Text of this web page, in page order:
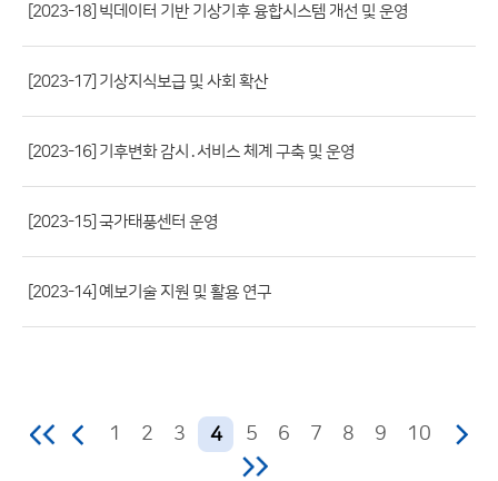
일,
록
일,
조
[2023-18] 빅데이터 기반 기상기후 융합시스템 개선 및 운영
[2023-17] 기상지식보급 및 사회 확산
[2023-16] 기후변화 감시․서비스 체계 구축 및 운영
[2023-15] 국가태풍센터 운영
[2023-14] 예보기술 지원 및 활용 연구
1 2 3 4 5 6 7 8 9 10